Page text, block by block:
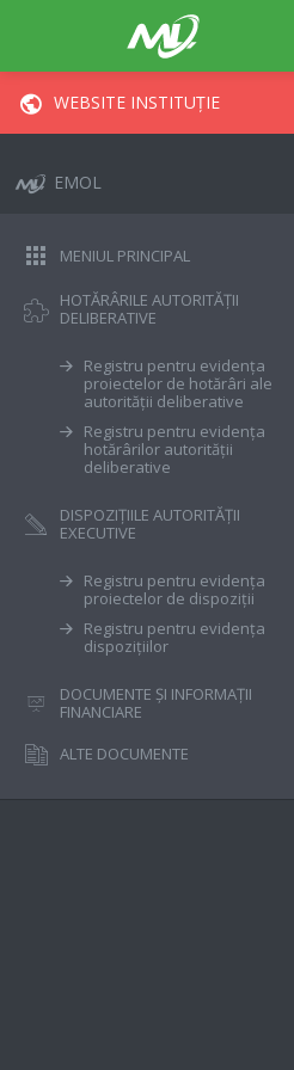
WEBSITE INSTITUȚIE
EMOL
MENIUL PRINCIPAL
HOTĂRÂRILE AUTORITĂȚII
DELIBERATIVE
Registru pentru evidența
proiectelor de hotărâri ale
autorității deliberative
Registru pentru evidența
hotărârilor autorității
deliberative
DISPOZIȚIILE AUTORITĂȚII
EXECUTIVE
Registru pentru evidența
proiectelor de dispoziții
Registru pentru evidența
dispozițiilor
DOCUMENTE ȘI INFORMAȚII
FINANCIARE
ALTE DOCUMENTE